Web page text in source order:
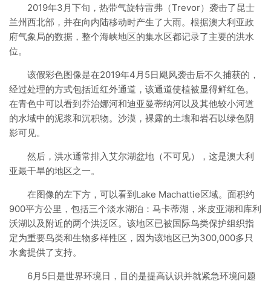
2019年3月下旬，热带气旋特雷弗（Trevor）袭击了昆士
兰州西北部，并在向内陆移动时产生了大雨。根据澳大利亚政
府气象局的数据，整个海峡地区的集水区都记录了主要的洪水
位。
该假彩色图像是在2019年4月5日飓风袭击后不久捕获的，
经过处理的方式包括近红外通道，该通道使植被显得鲜红色。
在青色中可以看到乔治娜河和迪亚曼蒂纳河以及其他较小河道
的水域中的泥浆和沉积物。沙漠，裸露的土壤和岩石以绿色阴
影可见。
然后，洪水通常排入艾尔湖盆地（不可见），这是澳大利
亚最干旱的地区之一。
在图像的左下方，可以看到Lake Machattie区域。面积约
900平方公里，包括三个淡水湖泊：马卡蒂湖，米皮亚湖和库利
沃湖以及附近的两个洪泛区。该地区已被国际鸟类保护组织指
定为重要鸟类和生物多样性区，因为该地区已为300,000多只
水禽提供了支持。
6月5日是世界环境日，目的是提高认识并就紧急环境问题